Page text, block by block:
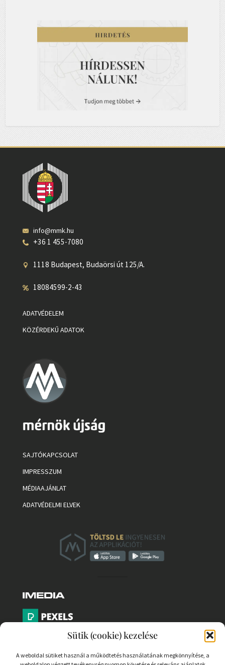
Sütik (cookie) kezelése
A weboldal sütiket használ a működtetés használatának megkönnyítése, a
info@mmk.hu
+36 1 455-7080
1118 Budapest, Budaörsi út 125/A.
18084599-2-43
ADATVÉDELEM
KÖZÉRDEKŰ ADATOK
SAJTÓKAPCSOLAT
IMPRESSZUM
MÉDIAAJÁNLAT
ADATVÉDELMI ELVEK